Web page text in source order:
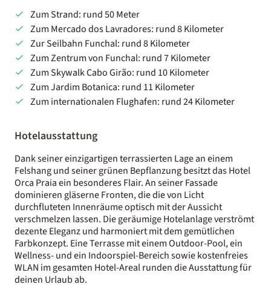
Zum Strand: rund 50 Meter
Zum Mercado dos Lavradores: rund 8 Kilometer
Zur Seilbahn Funchal: rund 8 Kilometer
Zum Zentrum von Funchal: rund 7 Kilometer
Zum Skywalk Cabo Girão: rund 10 Kilometer
Zum Jardim Botanica: rund 11 Kilometer
Zum internationalen Flughafen: rund 24 Kilometer
Hotelausstattung
Dank seiner einzigartigen terrassierten Lage an einem
Felshang und seiner grünen Bepflanzung besitzt das Hotel
Orca Praia ein besonderes Flair. An seiner Fassade
dominieren gläserne Fronten, die die von Licht
durchfluteten Innenräume optisch mit der Aussicht
verschmelzen lassen. Die geräumige Hotelanlage verströmt
dezente Eleganz und harmoniert mit dem gemütlichen
Farbkonzept. Eine Terrasse mit einem Outdoor-Pool, ein
Wellness- und ein Indoorspiel-Bereich sowie kostenfreies
WLAN im gesamten Hotel-Areal runden die Ausstattung für
deinen Urlaub ab.